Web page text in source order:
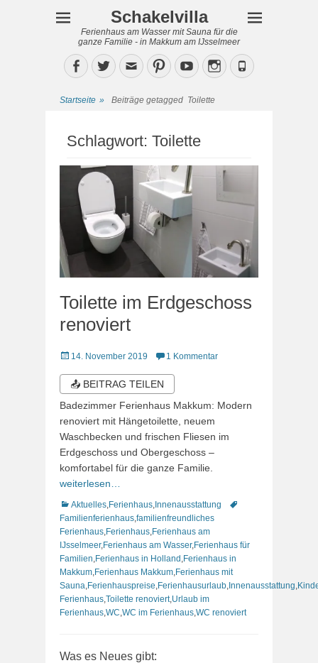
Schakelvilla
Ferienhaus am Wasser mit Sauna für die
ganze Familie - in Makkum am IJsselmeer
Facebook
TwitterEmailPinterestYouTubeInstagram
Phone
Startseite » Beiträge getagged Toilette
Schlagwort: Toilette
Toilette im Erdgeschoss
renoviert
Veröffentlicht
14. November 2019 1 Kommentar
📤 BEITRAG TEILEN
Badezimmer Ferienhaus Makkum: Modern
renoviert mit Hängetoilette, neuem
Waschbecken und frischen Fliesen im
Erdgeschoss und Obergeschoss –
komfortabel für die ganze Familie.
weiterlesen…
Kategorien
Aktuelles Ferienhaus Innenausstattung
Schlagworte
Familienferienhaus familienfreundliches
Ferienhaus Ferienhaus Ferienhaus am
IJsselmeer, Ferienhaus am Wasser, Ferienhaus für
Familien Ferienhaus in Holland Ferienhaus in
Makkum Ferienhaus Makkum Ferienhaus mit
Sauna Ferienhauspreise Ferienhausurlaub Innenausstattung
Ferienhaus Toilette renoviert, Urlaub im
Ferienhaus WC WC im Ferienhaus WC renoviert
Was es Neues gibt: